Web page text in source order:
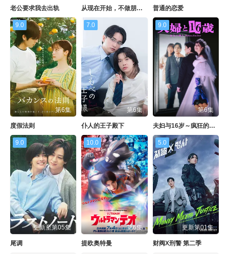
老公要求我去出轨 从现在开始，不做朋友了吧 普通的恋爱
9.0
第6集
度假法则
7.0
第6集
仆人的王子殿下
9.0
第6集
夫妇与16岁～疯狂的邻居～ 夫婦
9.0
更新至第05集
尾调
10.0
第6集
提欧奥特曼
5.0
更新第01集
财阀X刑警 第二季